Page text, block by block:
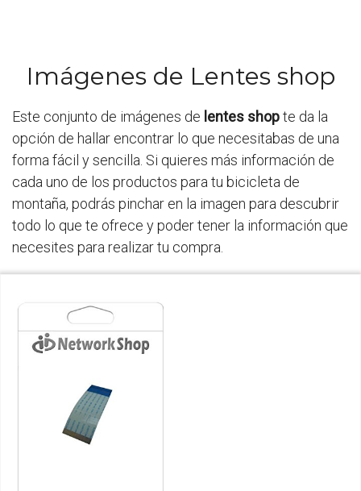
Imágenes de Lentes shop
Este conjunto de imágenes de lentes shopte da la
opción de hallar encontrar lo que necesitabas de una
forma fácil y sencilla. Si quieres más información de
cada uno de los productos para tu bicicleta de
montaña, podrás pinchar en la imagen para descubrir
todo lo que te ofrece y poder tener la información que
necesites para realizar tu compra.